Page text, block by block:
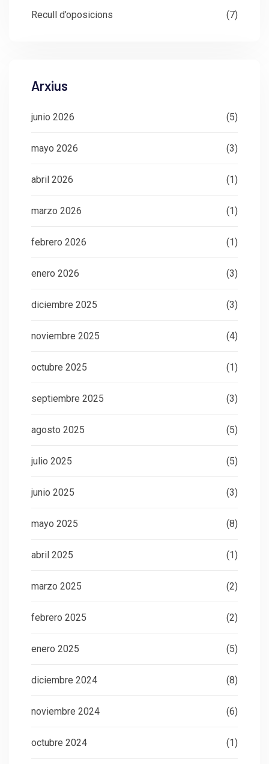
Recull d’oposicions (7)
Arxius
junio 2026 (5)
mayo 2026 (3)
abril 2026 (1)
marzo 2026 (1)
febrero 2026 (1)
enero 2026 (3)
diciembre 2025 (3)
noviembre 2025 (4)
octubre 2025 (1)
septiembre 2025 (3)
agosto 2025 (5)
julio 2025 (5)
junio 2025 (3)
mayo 2025 (8)
abril 2025 (1)
marzo 2025 (2)
febrero 2025 (2)
enero 2025 (5)
diciembre 2024 (8)
noviembre 2024 (6)
octubre 2024 (1)